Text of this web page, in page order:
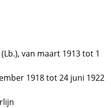
van maart 1913 tot 1
1918 tot 24 juni 1922